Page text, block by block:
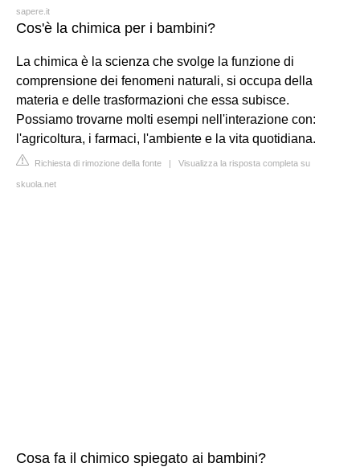
sapere.it
Cos'è la chimica per i bambini?
La chimica è la scienza che svolge la funzione di
comprensione dei fenomeni naturali, si occupa della
materia e delle trasformazioni che essa subisce.
Possiamo trovarne molti esempi nell'interazione con:
l'agricoltura, i farmaci, l'ambiente e la vita quotidiana.
Richiesta di rimozione della fonte | Visualizza la risposta completa su
skuola.net
Cosa fa il chimico spiegato ai bambini?